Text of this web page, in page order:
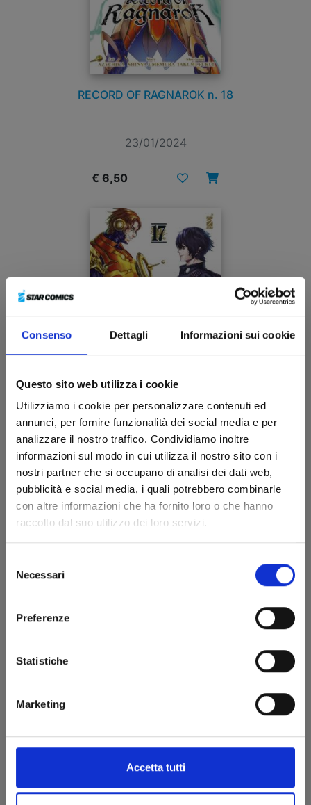
Consenso Dettagli Informazioni sui cookie
Questo sito web utilizza i cookie
Utilizziamo i cookie per personalizzare contenuti ed
annunci, per fornire funzionalità dei social media e per
analizzare il nostro traffico. Condividiamo inoltre
informazioni sul modo in cui utilizza il nostro sito con i
nostri partner che si occupano di analisi dei dati web,
pubblicità e social media, i quali potrebbero combinarle
con altre informazioni che ha fornito loro o che hanno
raccolto dal suo utilizzo dei loro servizi.
delNecessari
Preferenze
Statistiche
Marketing
Accetta tutti
RECORD OF RAGNAROK n. 18
23/01/2024
€ 6,50
RECORD OF RAGNAROK n. 17
18/10/2023
€ 6,50